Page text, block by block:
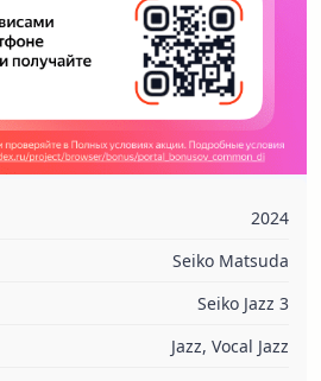
2024
Seiko Matsuda
Seiko Jazz 3
Jazz, Vocal Jazz